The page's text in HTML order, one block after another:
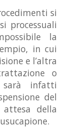
si
processuali
la
in cui
e l’altra
o
infatti
del
della